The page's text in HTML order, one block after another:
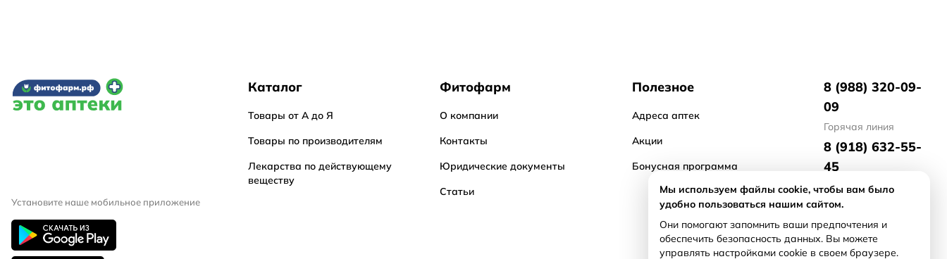
Установите наше мобильное приложение
Каталог
Товары от А до Я
Товары по производителям
Лекарства по действующему
веществу
Фитофарм
О компании
Контакты
Юридические документы
Статьи
Полезное
Адреса аптек
Акции
Бонусная программа
8 (988) 320-09-
09
Горячая линия
8 (918) 632-55-
45
отдел маркетинга
8 (918) 476-21-
71
арендодателям/
Мы используем файлы cookie, чтобы вам было
удобно пользоваться нашим сайтом.
Они помогают запомнить ваши предпочтения и
обеспечить безопасность данных. Вы можете
управлять настройками cookie в своем браузере.